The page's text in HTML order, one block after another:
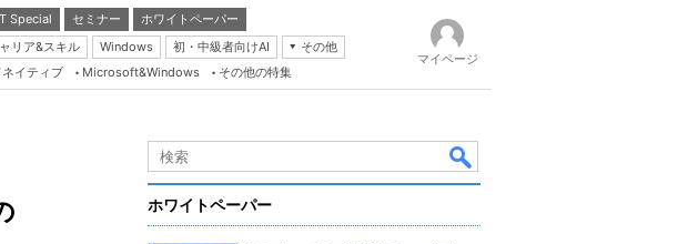
Special セミナー
ホワイトペーパー
リア&スキル Windows 初・中級者向けAI
その他
Server & Storage
イティブ Microsoft&Windows その他の特集
マイページ
ホワイトペーパー